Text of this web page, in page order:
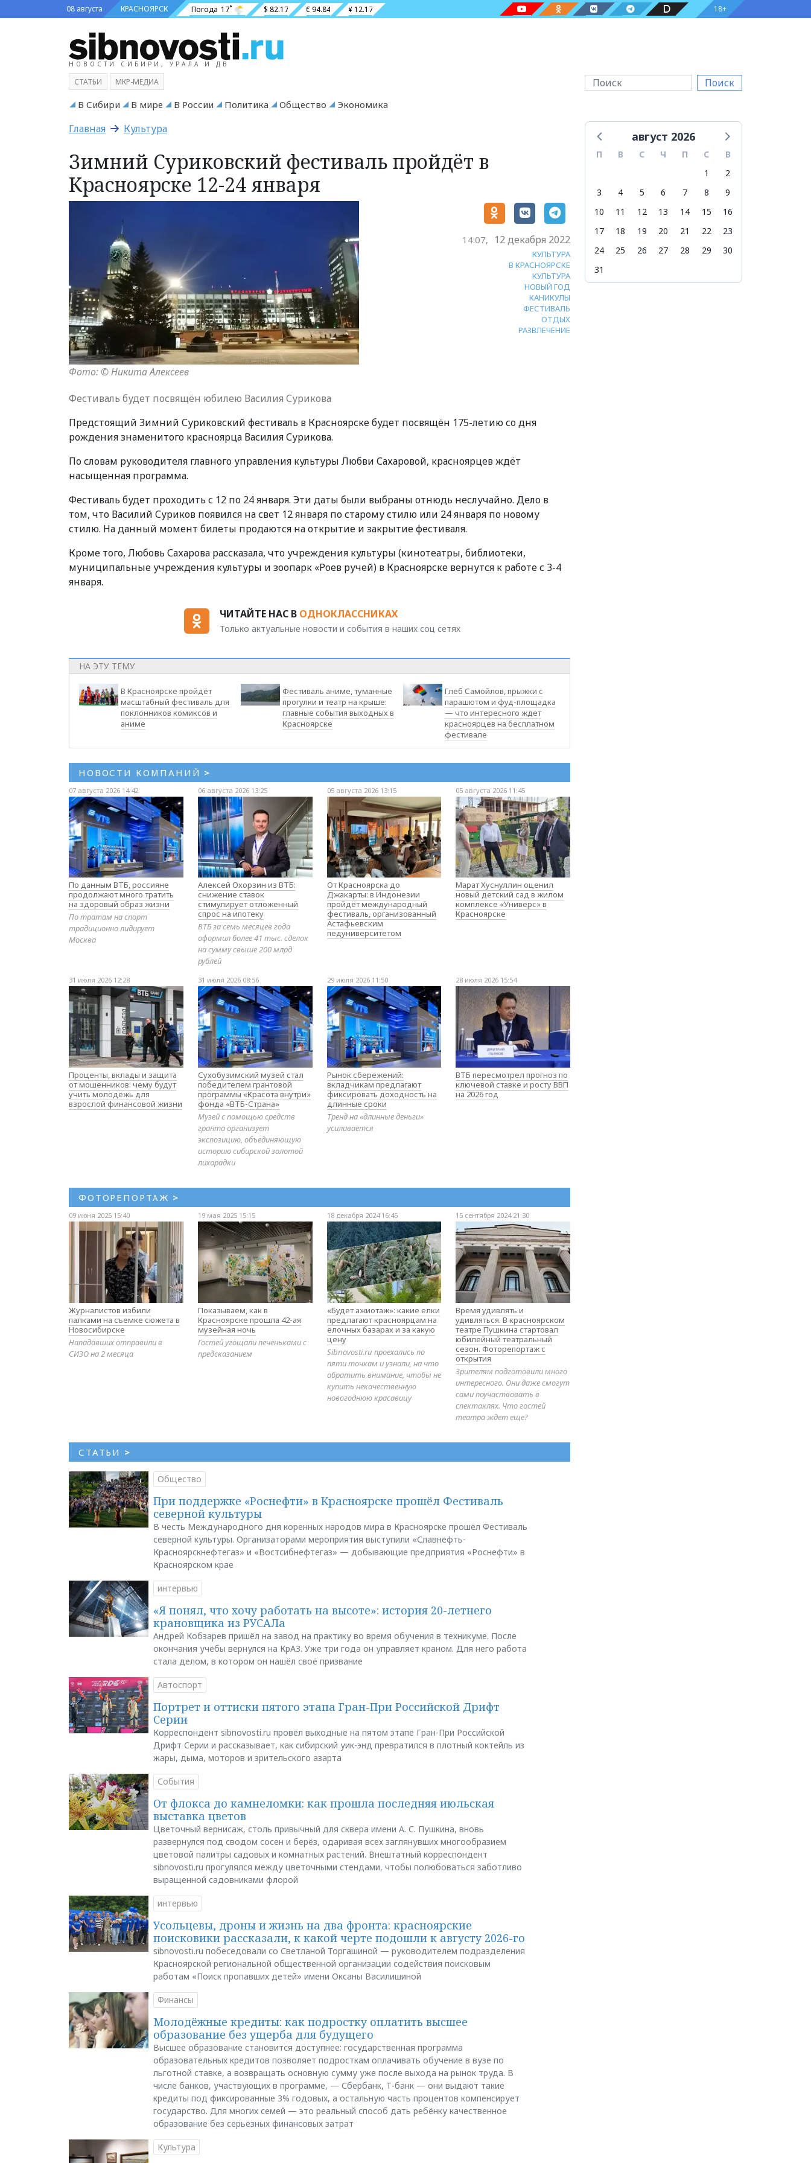
08 августа КРАСНОЯРСК Погода 17˚ $ 82.17 € 94.84 ¥ 12.17 18+
НОВОСТИ СИБИРИ, УРАЛА И ДВ
Поиск
СТАТЬИ МКР-МЕДИА
В Сибири В мире В России Политика Общество Экономика
Главная Культура
Зимний Суриковский фестиваль пройдёт в
Красноярске 12-24 января
Фото: © Никита Алексеев
14:07, 12 декабря 2022
КУЛЬТУРА
В КРАСНОЯРСКЕ
КУЛЬТУРА
НОВЫЙ ГОД
КАНИКУЛЫ
ФЕСТИВАЛЬ
ОТДЫХ
РАЗВЛЕЧЕНИЕ
Фестиваль будет посвящён юбилею Василия Сурикова
Предстоящий Зимний Суриковский фестиваль в Красноярске будет посвящён 175-летию со дня
рождения знаменитого красноярца Василия Сурикова.
По словам руководителя главного управления культуры Любви Сахаровой, красноярцев ждёт
насыщенная программа.
Фестиваль будет проходить с 12 по 24 января. Эти даты были выбраны отнюдь неслучайно. Дело в
том, что Василий Суриков появился на свет 12 января по старому стилю или 24 января по новому
стилю. На данный момент билеты продаются на открытие и закрытие фестиваля.
Кроме того, Любовь Сахарова рассказала, что учреждения культуры (кинотеатры, библиотеки,
муниципальные учреждения культуры и зоопарк «Роев ручей) в Красноярске вернутся к работе с 3-4
января.
ЧИТАЙТЕ НАС В ОДНОКЛАССНИКАХ
Только актуальные новости и события в наших соц сетях
НА ЭТУ ТЕМУ
В Красноярске пройдёт
масштабный фестиваль для
поклонников комиксов и
аниме
Фестиваль аниме, туманные
прогулки и театр на крыше:
главные события выходных в
Красноярске
Глеб Самойлов, прыжки с
парашютом и фуд-площадка
— что интересного ждет
красноярцев на бесплатном
фестивале
НОВОСТИ КОМПАНИЙ >
07 августа 2026 14:42
По данным ВТБ, россияне
продолжают много тратить
на здоровый образ жизни
По тратам на спорт
традиционно лидирует
Москва
06 августа 2026 13:25
Алексей Охорзин из ВТБ:
снижение ставок
стимулирует отложенный
спрос на ипотеку
ВТБ за семь месяцев года
оформил более 41 тыс. сделок
на сумму свыше 200 млрд
рублей
05 августа 2026 13:15
От Красноярска до
Джакарты: в Индонезии
пройдёт международный
фестиваль, организованный
Астафьевским
педуниверситетом
05 августа 2026 11:45
Марат Хуснуллин оценил
новый детский сад в жилом
комплексе «Универс» в
Красноярске
31 июля 2026 12:28
Проценты, вклады и защита
от мошенников: чему будут
учить молодёжь для
взрослой финансовой жизни
31 июля 2026 08:56
Сухобузимский музей стал
победителем грантовой
программы «Красота внутри»
фонда «ВТБ-Страна»
Музей с помощью средств
гранта организует
экспозицию, объединяющую
историю сибирской золотой
лихорадки
29 июля 2026 11:50
Рынок сбережений:
вкладчикам предлагают
фиксировать доходность на
длинные сроки
Тренд на «длинные деньги»
усиливается
28 июля 2026 15:54
ВТБ пересмотрел прогноз по
ключевой ставке и росту ВВП
на 2026 год
ФОТОРЕПОРТАЖ >
09 июня 2025 15:40
Журналистов избили
палками на съемке сюжета в
Новосибирске
Нападавших отправили в
СИЗО на 2 месяца
19 мая 2025 15:15
Показываем, как в
Красноярске прошла 42-ая
музейная ночь
Гостей угощали печеньками с
предсказанием
18 декабря 2024 16:45
«Будет ажиотаж»: какие елки
предлагают красноярцам на
елочных базарах и за какую
цену
Sibnovosti.ru проехались по
пяти точкам и узнали, на что
обратить внимание, чтобы не
купить некачественную
новогоднюю красавицу
15 сентября 2024 21:30
Время удивлять и
удивляться. В красноярском
театре Пушкина стартовал
юбилейный театральный
сезон. Фоторепортаж с
открытия
Зрителям подготовили много
интересного. Они даже смогут
сами поучаствовать в
спектаклях. Что гостей
театра ждет еще?
СТАТЬИ >
Общество
При поддержке «Роснефти» в Красноярске прошёл Фестиваль
северной культуры
В честь Международного дня коренных народов мира в Красноярске прошёл Фестиваль
северной культуры. Организаторами мероприятия выступили «Славнефть-
Красноярскнефтегаз» и «Востсибнефтегаз» — добывающие предприятия «Роснефти» в
Красноярском крае
интервью
«Я понял, что хочу работать на высоте»: история 20-летнего
крановщика из РУСАЛа
Андрей Кобзарев пришёл на завод на практику во время обучения в техникуме. После
окончания учёбы вернулся на КрАЗ. Уже три года он управляет краном. Для него работа
стала делом, в котором он нашёл своё призвание
Автоспорт
Портрет и оттиски пятого этапа Гран-При Российской Дрифт
Серии
Корреспондент sibnovosti.ru провёл выходные на пятом этапе Гран-При Российской
Дрифт Серии и рассказывает, как сибирский уик-энд превратился в плотный коктейль из
жары, дыма, моторов и зрительского азарта
События
От флокса до камнеломки: как прошла последняя июльская
выставка цветов
Цветочный вернисаж, столь привычный для сквера имени А. С. Пушкина, вновь
развернулся под сводом сосен и берёз, одаривая всех заглянувших многообразием
цветовой палитры садовых и комнатных растений. Внештатный корреспондент
sibnovosti.ru прогулялся между цветочными стендами, чтобы полюбоваться заботливо
выращенной садовниками флорой
интервью
Усольцевы, дроны и жизнь на два фронта: красноярские
поисковики рассказали, к какой черте подошли к августу 2026-го
sibnovosti.ru побеседовали со Светланой Торгашиной — руководителем подразделения
Красноярской региональной общественной организации содействия поисковым
работам «Поиск пропавших детей» имени Оксаны Василишиной
Финансы
Молодёжные кредиты: как подростку оплатить высшее
образование без ущерба для будущего
Высшее образование становится доступнее: государственная программа
образовательных кредитов позволяет подросткам оплачивать обучение в вузе по
льготной ставке, а возвращать основную сумму уже после выхода на рынок труда. В
числе банков, участвующих в программе, — Сбербанк, Т-банк — они выдают такие
кредиты под фиксированные 3% годовых, а остальную часть процентов компенсирует
государство. Для многих семей — это реальный способ дать ребёнку качественное
образование без серьёзных финансовых затрат
Культура
август 2026
П В С Ч П С
В
1
2
3
4 5 6 7 8
9
10
11 12 13 14 15
16
17
18 19 20 21 22
23
24
25 26 27 28 29
30
31